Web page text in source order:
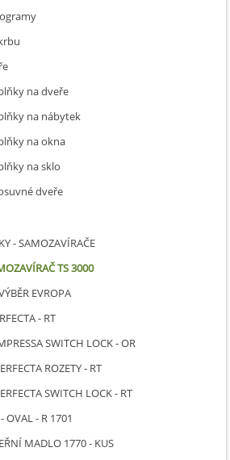
na dveře
na nábytek
na okna
na sklo
dveře
- SAMOZAVÍRAČE
TS 3000
EVROPA
- RT
SWITCH LOCK - OR
ROZETY - RT
SWITCH LOCK - RT
OVAL - R 1701
MADLO 1770 - KUS